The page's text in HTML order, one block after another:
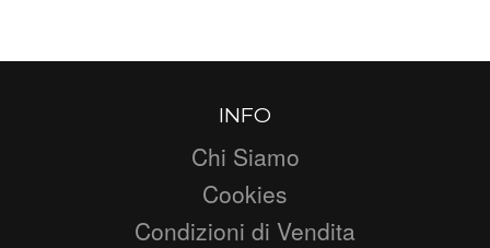
INFO
Chi Siamo
Cookies
Condizioni di Vendita